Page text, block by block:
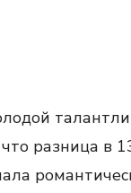
разница в